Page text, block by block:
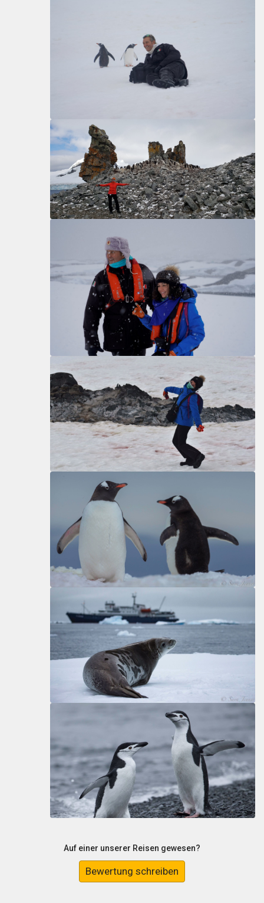
Auf einer unserer Reisen gewesen?
Bewertung schreiben